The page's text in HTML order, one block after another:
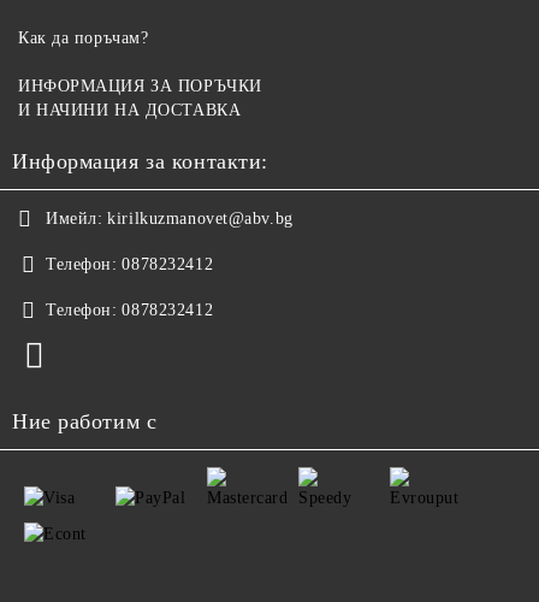
Как да поръчам?
ИНФОРМАЦИЯ ЗА ПОРЪЧКИ
И НАЧИНИ НА ДОСТАВКА
Информация за контакти:
Имейл: kirilkuzmanovet@abv.bg
Телефон: 0878232412
Телефон: 0878232412
Ние работим с